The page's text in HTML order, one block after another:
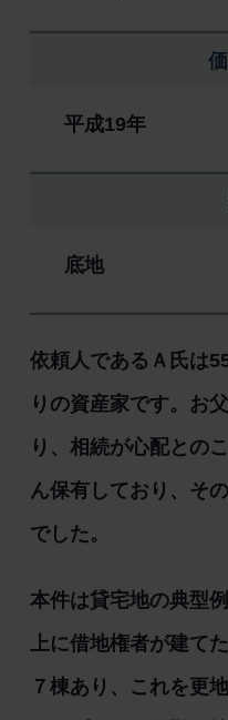
平成19年
底地
依頼人であるＡ氏は
りの資産家です。お
り、相続が心配との
ん保有しており、そ
でした。
本件は貸宅地の典型
上に借地権者が建て
７棟あり、これを更